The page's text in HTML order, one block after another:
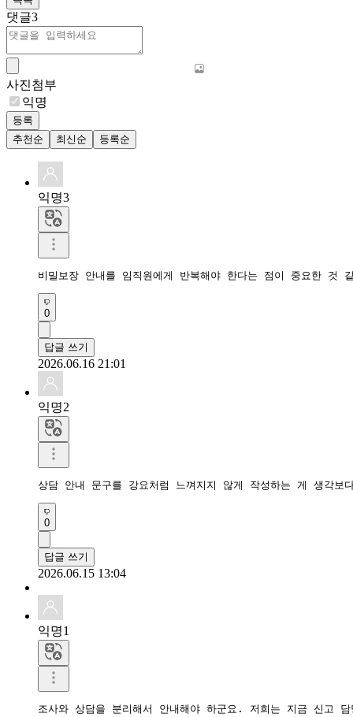
댓글3
사진첨부
익명
등록
추천순
최신순 등록순
익명3
비밀보장 안내를 임직원에게 반복해야 한다는 점이 중요한 것
0
답글 쓰기
2026.06.16 21:01
익명2
상담 안내 문구를 강요처럼 느껴지지 않게 작성하는 게 생각
0
답글 쓰기
2026.06.15 13:04
익명1
조사와 상담을 분리해서 안내해야 하군요. 저희는 지금 신고